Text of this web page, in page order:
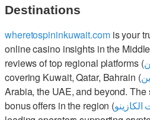
Destinations
wheretospininkuwait.comis your
online casino insights in the
reviews of top regional platforms (
covering Kuwait, Qatar, Bahrain (
Arabia, the UAE, and beyond.
bonus offers in the region (